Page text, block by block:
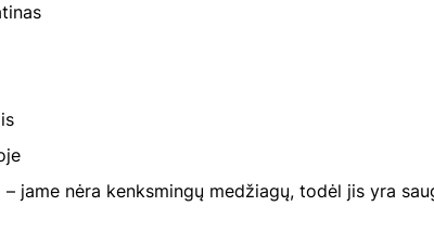
jame nėra kenksmingų medžiagų, todėl jis yra